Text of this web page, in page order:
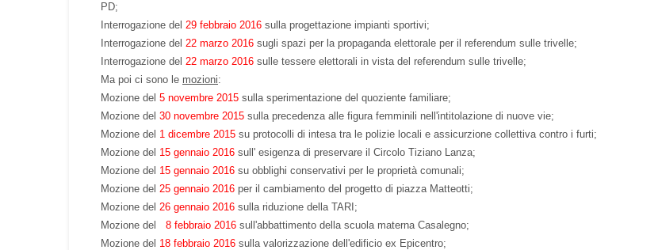
PD;
Interrogazione del 29 febbraio 2016 sulla progettazione impianti sportivi;
Interrogazione del 22 marzo 2016 sugli spazi per la propaganda elettorale per il referendum sulle trivelle;
Interrogazione del 22 marzo 2016 sulle tessere elettorali in vista del referendum sulle trivelle;
Ma poi ci sono le mozioni:
Mozione del 5 novembre 2015 sulla sperimentazione del quoziente familiare;
Mozione del 30 novembre 2015 sulla precedenza alle figura femminili nell'intitolazione di nuove vie;
Mozione del 1 dicembre 2015 su protocolli di intesa tra le polizie locali e assicurzione collettiva contro i furti;
Mozione del 15 gennaio 2016 sull' esigenza di preservare il Circolo Tiziano Lanza;
Mozione del 15 gennaio 2016 su obblighi conservativi per le proprietà comunali;
Mozione del 25 gennaio 2016 per il cambiamento del progetto di piazza Matteotti;
Mozione del 26 gennaio 2016 sulla riduzione della TARI;
Mozione del 8 febbraio 2016 sull'abbattimento della scuola materna Casalegno;
Mozione del 18 febbraio 2016 sulla valorizzazione dell'edificio ex Epicentro;